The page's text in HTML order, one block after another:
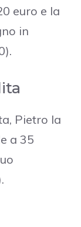
euro e la
in
Pietro la
a 35